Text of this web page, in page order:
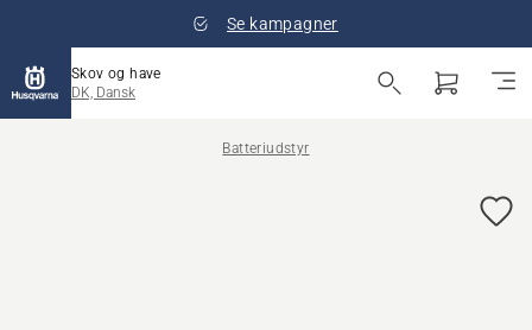
Se kampagner
Skov og have
DK, Dansk
Batteriudstyr